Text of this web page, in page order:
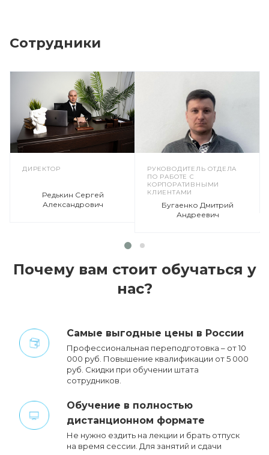
Сотрудники
ДИРЕКТОР
Редькин Сергей
Александрович
РУКОВОДИТЕЛЬ ОТДЕЛА
ПО РАБОТЕ С
КОРПОРАТИВНЫМИ
КЛИЕНТАМИ
Бугаенко Дмитрий
Андреевич
Почему вам стоит обучаться у
нас?
Cамые выгодные цены в России
Профессиональная переподготовка – от 10
000 руб. Повышение квалификации от 5 000
руб. Cкидки при обучении штата
сотрудников.
Обучение в полностью
дистанционном формате
Не нужно ездить на лекции и брать отпуск
на время сессии. Для занятий и сдачи